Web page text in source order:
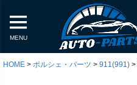
MENU
HOME ポルシェ・パーツ 911(991)